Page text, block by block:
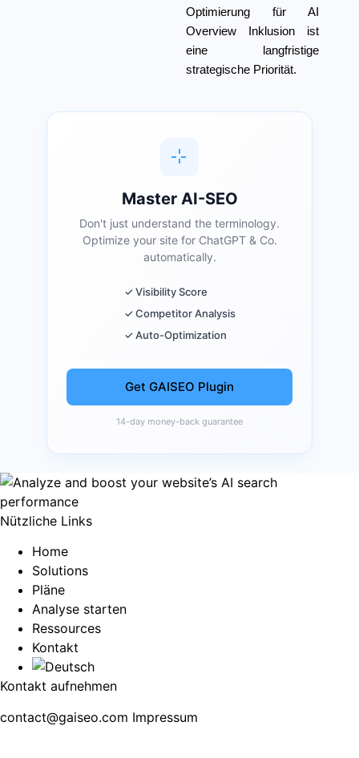
Optimierung für AI
Overview Inklusion ist
eine langfristige
strategische Priorität.
Master AI-SEO
Don't just understand the terminology.
Optimize your site for ChatGPT & Co.
automatically.
✓ Visibility Score
✓ Competitor Analysis
✓ Auto-Optimization
Get GAISEO Plugin
14-day money-back guarantee
Nützliche Links
Home
Solutions
Pläne
Analyse starten
Ressources
Kontakt
Kontakt aufnehmen
contact@gaiseo.com Impressum